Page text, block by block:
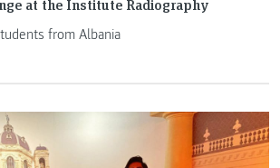
at the Institute Radiography
from Albania